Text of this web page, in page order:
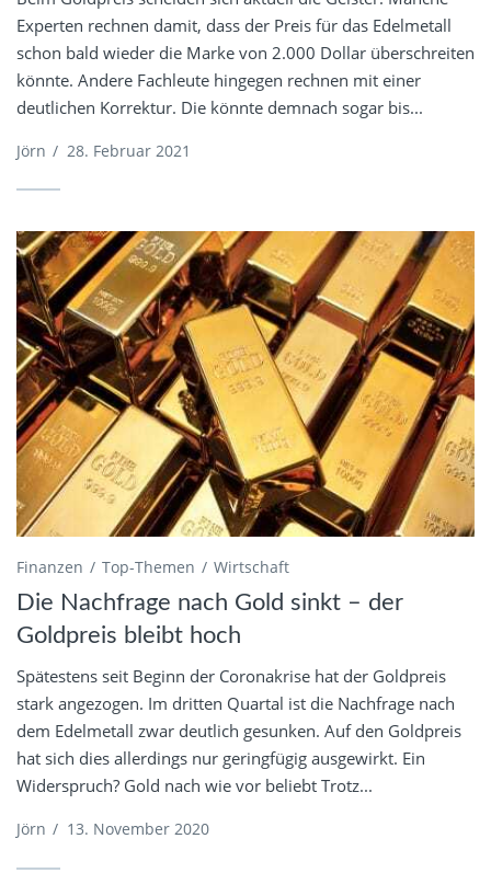
Experten rechnen damit, dass der Preis für das Edelmetall
schon bald wieder die Marke von 2.000 Dollar überschreiten
könnte. Andere Fachleute hingegen rechnen mit einer
deutlichen Korrektur. Die könnte demnach sogar bis...
Jörn / 28. Februar 2021
Finanzen Top-Themen Wirtschaft
Die Nachfrage nach Gold sinkt – der
Goldpreis bleibt hoch
Spätestens seit Beginn der Coronakrise hat der Goldpreis
stark angezogen. Im dritten Quartal ist die Nachfrage nach
dem Edelmetall zwar deutlich gesunken. Auf den Goldpreis
hat sich dies allerdings nur geringfügig ausgewirkt. Ein
Widerspruch? Gold nach wie vor beliebt Trotz...
Jörn / 13. November 2020